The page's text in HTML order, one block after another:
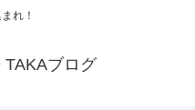
れ！
TAKAブログ